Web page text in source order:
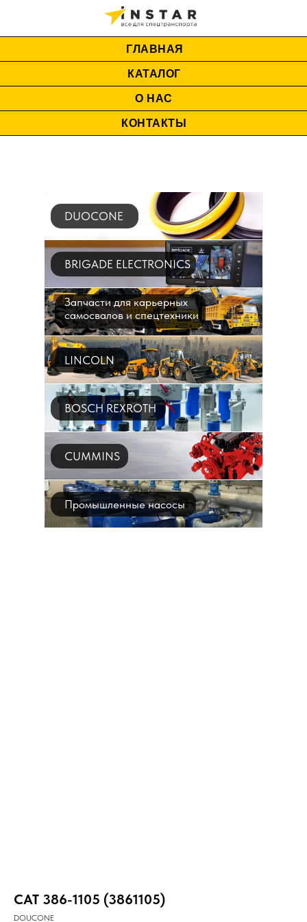
ГЛАВНАЯ
КАТАЛОГ
О НАС
КОНТАКТЫ
DUOCONE
BRIGADE ELECTRONICS
Запчасти для карьерных
самосвалов и спецтехники
LINCOLN
BOSCH REXROTH
CUMMINS
Промышленные насосы
CAT 386-1105 (3861105)
DOUCONE